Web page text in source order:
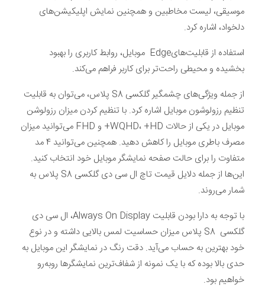
موسیقی، لیست مخاطبین و همچنین نمایش اپلیکیشن‌های
دلخواد، اشاره کرد.
استفاده از قابلیت‌هایEdge موبایل، روابط کاربری را بهبود
بخشیده و محیطی راحت‌تر برای کاربر فراهم می‌کند.
از جمله ویژگی‌های چشمگیر گلکسی S8 پلاس، می‌توان به قابلیت
تنظیم رزولوشون موبایل اشاره کرد. با تنظیم کردن میزان رزولوشن
موبایل در یکی از حالات WQHD، +HD+ و FHD می‌توانید میزان
مصرف باطری موبایل را کاهش دهید. همچنین می‌توانید 4 مد
متفاوت را برای حالت صفحه نمایشگر موبایل خود انتخاب کنید.
این‌ها از جمله دلایل قیمت تاچ ال سی دی گلکسی S8 پلاس به
شمار می‌روند.
با توجه به دارا بودن قابلیت Always On Display، ال سی دی
گلکسی S8 پلاس میزان حساسیت لمس بالایی داشته و در نوع
خود بهترین به حساب می‌آید. دقت رنگ در نمایشگر این موبایل به
حدی بالا بوده که با یک نمونه از شفاف‌ترین نمایشگرها روبه‌رو
خواهیم بود.